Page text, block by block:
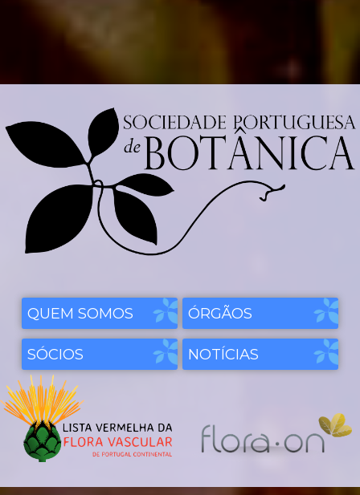
QUEM SOMOS ÓRGÃOS
SÓCIOS NOTÍCIAS